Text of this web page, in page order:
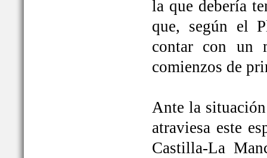
la que debería
que, según el
contar con un
comienzos de
Ante la
atraviesa este
Castilla-La